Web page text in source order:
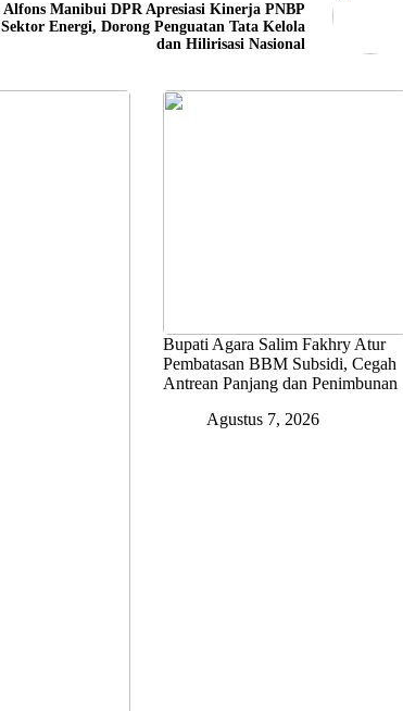
Alfons Manibui DPR Apresiasi Kinerja PNBP
Sektor Energi, Dorong Penguatan Tata Kelola
dan Hilirisasi Nasional
Bupati Agara Salim Fakhry Atur
Pembatasan BBM Subsidi, Cegah
Antrean Panjang dan Penimbunan
Agustus 7, 2026